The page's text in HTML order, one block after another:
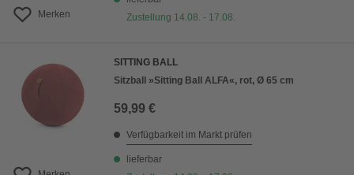
Merken
Zustellung 14.08. - 17.08.
SITTING BALL
Sitzball »Sitting Ball ALFA«, rot, Ø 65 cm
59,99 €
Verfügbarkeit im Markt prüfen
lieferbar